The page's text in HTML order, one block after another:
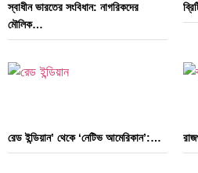
স্বাধীন ভারতের সংবিধান: নাগরিকদের
মৌলিক…
রেড ইন্ডিয়ান’ থেকে ‘নেটিভ আমেরিকান’:…